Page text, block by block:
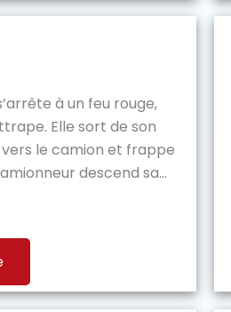
à un feu rouge,
Elle sort de son
le camion et frappe
descend sa...